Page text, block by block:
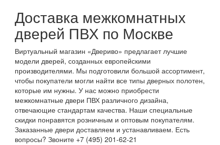
Доставка межкомнатных
дверей ПВХ по Москве
Виртуальный магазин «Двериво» предлагает лучшие
модели дверей, созданных европейскими
производителями. Мы подготовили большой ассортимент,
чтобы покупатели могли найти все типы дверных полотен,
которые им нужны. У нас можно приобрести
межкомнатные двери ПВХ различного дизайна,
отвечающие стандартам качества. Наши специальные
скидки понравятся розничным и оптовым покупателям.
Заказанные двери доставляем и устанавливаем. Есть
вопросы? Звоните +7 (495) 201-62-21